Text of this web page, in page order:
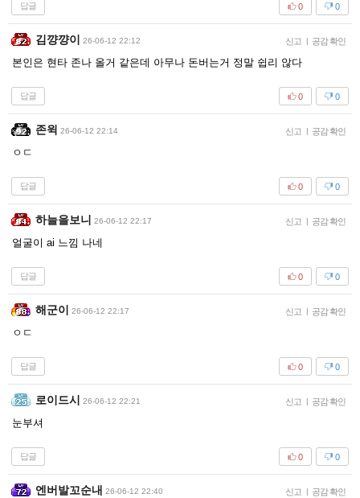
답글 0
0
김꺙꺙이 26-06-12 22:12 신고 공감 확인
본인은 현타 존나 올거 같은데 아무나 돈버는거 정말 쉽리 않다
답글 0
0
존윅 26-06-12 22:14 신고 공감 확인
ㅇㄷ
답글 0
0
하늘을보니 26-06-12 22:17 신고 공감 확인
얼굴이 ai 느낌 나네
답글 0
0
해군이 26-06-12 22:17 신고 공감 확인
ㅇㄷ
답글 0
0
로이드시 26-06-12 22:21 신고 공감 확인
눈부셔
답글 0
0
엔버발꼬순내 26-06-12 22:40 신고 공감 확인